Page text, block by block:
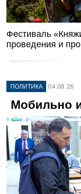
Фестиваль
проведения и
ПОЛИТИКА 04.08.26
Мобильно